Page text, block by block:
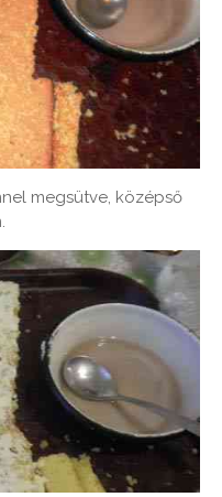
megsütve, középső